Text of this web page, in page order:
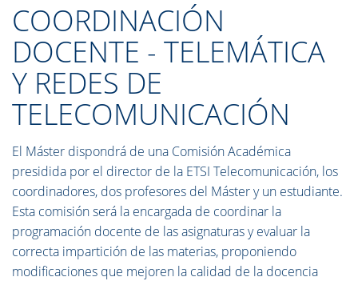
COORDINACIÓN
DOCENTE - TELEMÁTICA
Y REDES DE
TELECOMUNICACIÓN
El Máster dispondrá de una Comisión Académica
presidida por el director de la ETSI Telecomunicación, los
coordinadores, dos profesores del Máster y un estudiante.
Esta comisión será la encargada de coordinar la
programación docente de las asignaturas y evaluar la
correcta impartición de las materias, proponiendo
modificaciones que mejoren la calidad de la docencia